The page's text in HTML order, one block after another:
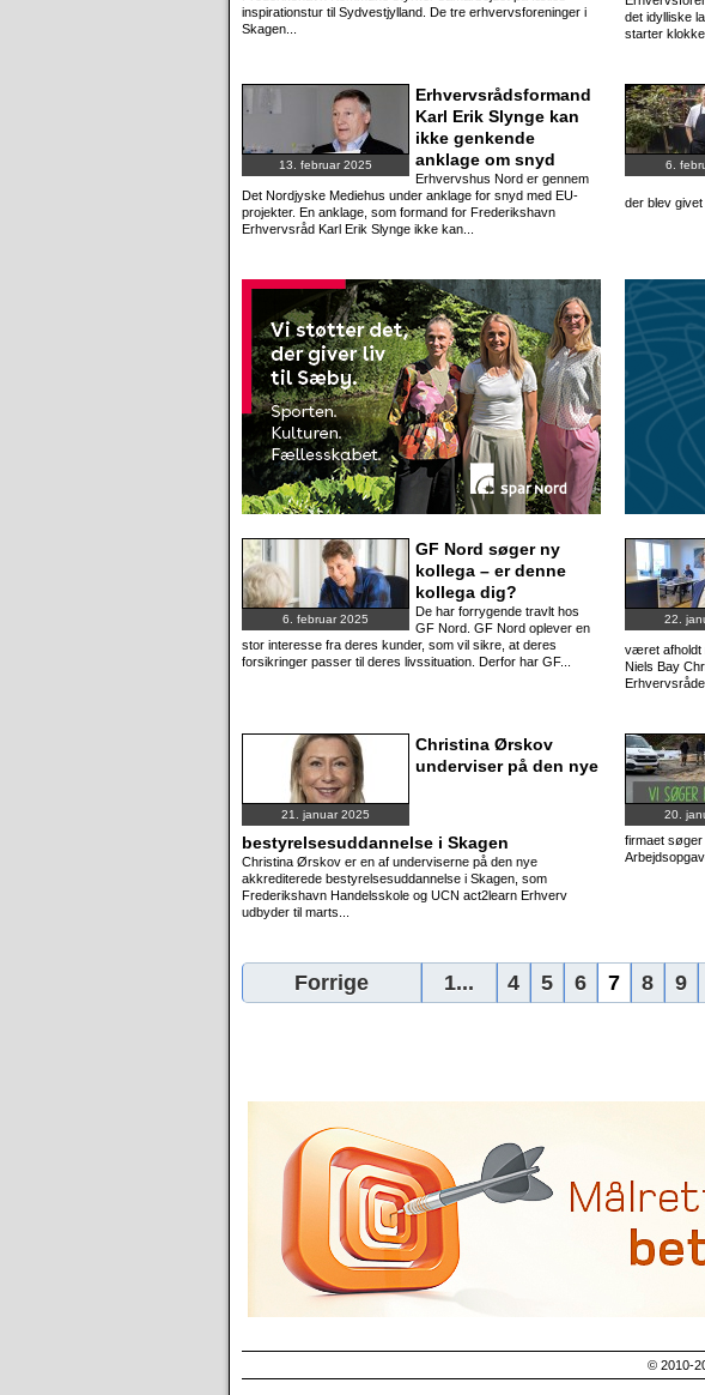
inspirationstur til Sydvestjylland. De tre erhvervsforeninger i
Skagen...
det idylliske
starter
13. februar 2025
Erhvervsrådsformand
Karl Erik Slynge kan
ikke genkende
anklage om snyd
Erhvervshus Nord er gennem
Det Nordjyske Mediehus under anklage for snyd med EU-
projekter. En anklage, som formand for Frederikshavn
Erhvervsråd Karl Erik Slynge ikke kan...
6.
der blev givet
6. februar 2025
GF Nord søger ny
kollega – er denne
kollega dig?
De har forrygende travlt hos
GF Nord. GF Nord oplever en
stor interesse fra deres kunder, som vil sikre, at deres
forsikringer passer til deres livssituation. Derfor har GF...
22.
været afholdt
Niels Bay
21. januar 2025
Christina Ørskov
underviser på den nye
bestyrelsesuddannelse i Skagen
Christina Ørskov er en af underviserne på den nye
akkrediterede bestyrelsesuddannelse i Skagen, som
Frederikshavn Handelsskole og UCN act2learn Erhverv
udbyder til marts...
20.
firmaet søger
Forrige 1... 4 5 6 7 8 9
© 2010-